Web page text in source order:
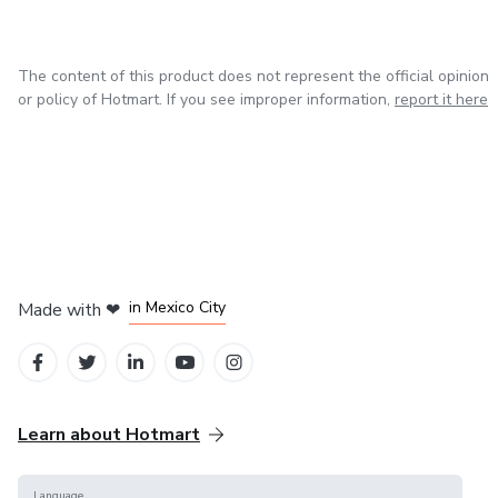
pensada para gerar envolvimento, clareza e percepção de
valor desde o primeiro contato. O resultado é um
The content of this product does not represent the official opinion
or policy of Hotmart. If you see improper information, report it here
Made with ❤ in Mexico City
Learn about Hotmart